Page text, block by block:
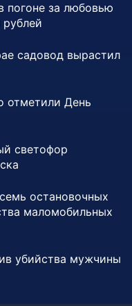
погоне за любовью
садовод вырастил
отметили День
светофор
остановочных
маломобильных
убийства мужчины